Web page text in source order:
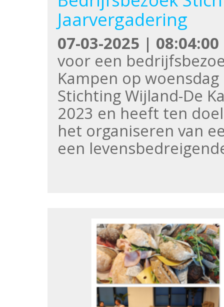
Jaarvergadering
07-03-2025 | 08:04:00
voor een
Kampen op
Stichting Wijland-De
2023 en heeft ten
het organiseren van
een